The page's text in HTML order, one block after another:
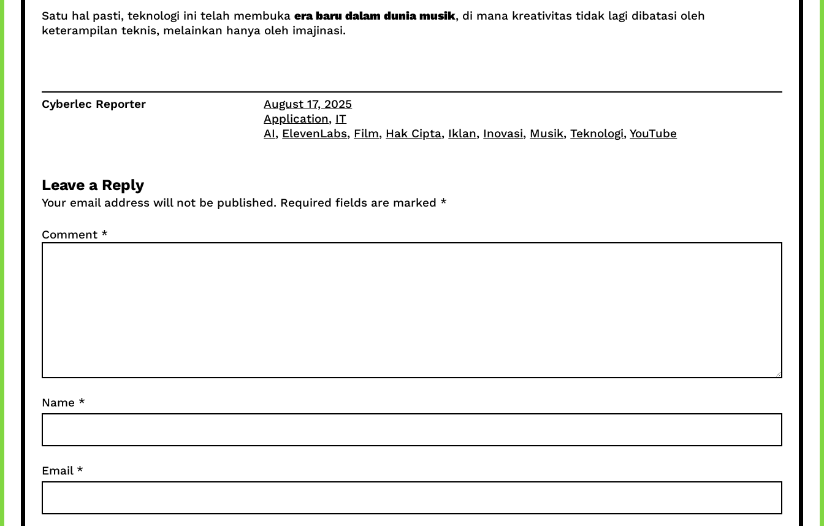
Satu hal pasti, teknologi ini telah membuka era baru dalam dunia musik, di mana kreativitas tidak lagi dibatasi oleh
keterampilan teknis, melainkan hanya oleh imajinasi.
Cyberlec Reporter
August 17, 2025
Application, IT
AI, ElevenLabs, Film, Hak Cipta, Iklan, Inovasi, Musik, Teknologi, YouTube
Leave a Reply
Your email address will not be published. Required fields are marked *
Comment *
Name *
Email *